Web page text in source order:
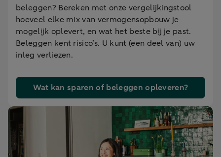
beleggen? Bereken met onze vergelijkingstool
hoeveel elke mix van vermogensopbouw je
mogelijk oplevert, en wat het beste bij je past.
Beleggen kent risico’s. U kunt (een deel van) uw
inleg verliezen.
Wat kan sparen of beleggen opleveren?